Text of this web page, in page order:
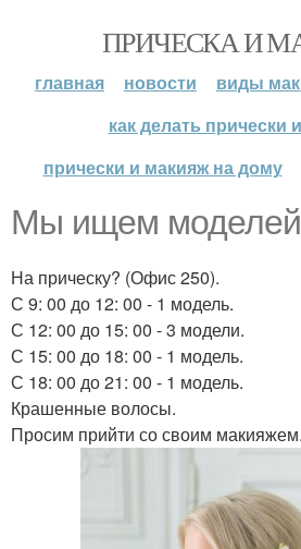
ПРИЧЕСКА И
главная новости
виды
как делать прически
прически и макияж на дому
Мы ищем моделей
На прическу? (Офис 250).
С 9: 00 до 12: 00 - 1 модель.
С 12: 00 до 15: 00 - 3 модели.
С 15: 00 до 18: 00 - 1 модель.
С 18: 00 до 21: 00 - 1 модель.
Крашенные волосы.
Просим прийти со своим макияжем.